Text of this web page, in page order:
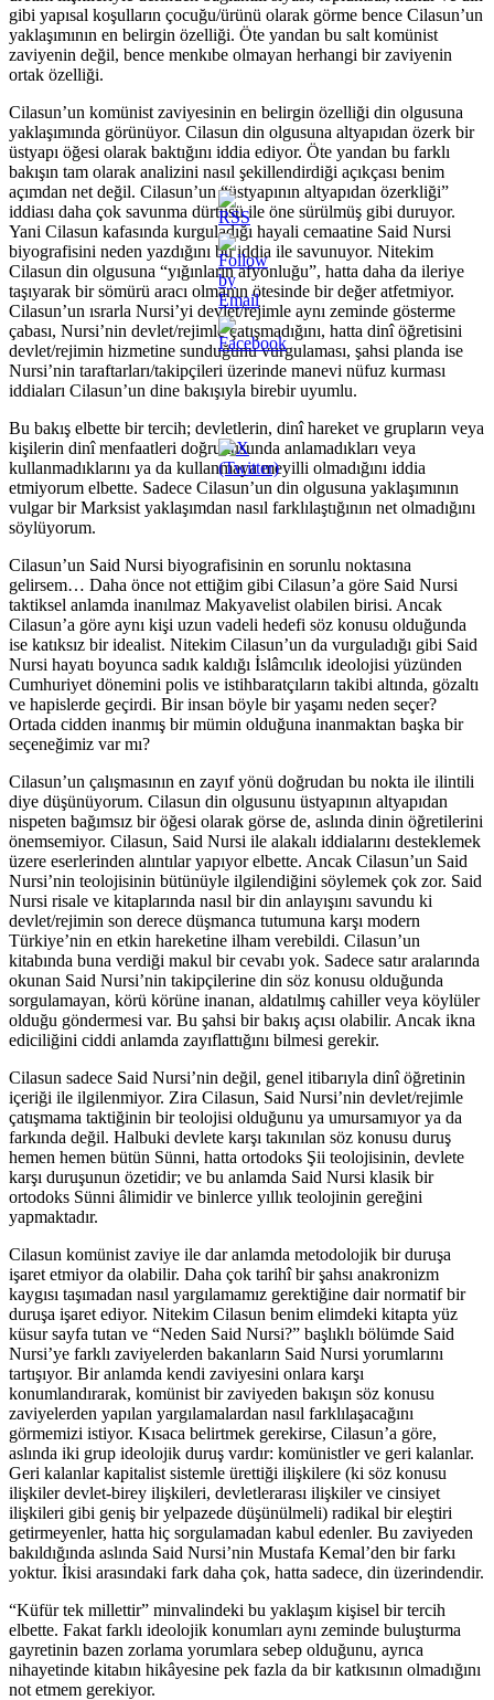
gibi yapısal koşulların çocuğu/ürünü olarak görme bence Cilasun’un
yaklaşımının en belirgin özelliği. Öte yandan bu salt komünist
zaviyenin değil, bence menkıbe olmayan herhangi bir zaviyenin
ortak özelliği.
Cilasun’un komünist zaviyesinin en belirgin özelliği din olgusuna
yaklaşımında görünüyor. Cilasun din olgusuna altyapıdan özerk bir
üstyapı öğesi olarak baktığını iddia ediyor. Öte yandan bu farklı
bakışın tam olarak analizini nasıl şekillendirdiği açıkçası benim
açımdan net değil. Cilasun’un “üstyapının altyapıdan özerkliği”
iddiası daha çok savunma dürtüsü ile öne sürülmüş gibi duruyor.
Yani Cilasun kafasında kurguladığı hayali cemaatine Said Nursi
biyografisini neden yazdığını bu iddia ile savunuyor. Nitekim
Cilasun din olgusuna “yığınların afyonluğu”, hatta daha da ileriye
taşıyarak bir sömürü aracı olmanın ötesinde bir değer atfetmiyor.
Cilasun’un ısrarla Nursi’yi devlet/rejimle aynı zeminde gösterme
çabası, Nursi’nin devlet/rejimle çatışmadığını, hatta dinî öğretisini
devlet/rejimin hizmetine sunduğunu vurgulaması, şahsi planda ise
Nursi’nin taraftarları/takipçileri üzerinde manevi nüfuz kurması
iddiaları Cilasun’un dine bakışıyla birebir uyumlu.
Bu bakış elbette bir tercih; devletlerin, dinî hareket ve grupların veya
kişilerin dinî menfaatleri doğrultusunda anlamadıkları veya
kullanmadıklarını ya da kullanmaya meyilli olmadığını iddia
etmiyorum elbette. Sadece Cilasun’un din olgusuna yaklaşımının
vulgar bir Marksist yaklaşımdan nasıl farklılaştığının net olmadığını
söylüyorum.
Cilasun’un Said Nursi biyografisinin en sorunlu noktasına
gelirsem… Daha önce not ettiğim gibi Cilasun’a göre Said Nursi
taktiksel anlamda inanılmaz Makyavelist olabilen birisi. Ancak
Cilasun’a göre aynı kişi uzun vadeli hedefi söz konusu olduğunda
ise katıksız bir idealist. Nitekim Cilasun’un da vurguladığı gibi Said
Nursi hayatı boyunca sadık kaldığı İslâmcılık ideolojisi yüzünden
Cumhuriyet dönemini polis ve istihbaratçıların takibi altında, gözaltı
ve hapislerde geçirdi. Bir insan böyle bir yaşamı neden seçer?
Ortada cidden inanmış bir mümin olduğuna inanmaktan başka bir
seçeneğimiz var mı?
Cilasun’un çalışmasının en zayıf yönü doğrudan bu nokta ile ilintili
diye düşünüyorum. Cilasun din olgusunu üstyapının altyapıdan
nispeten bağımsız bir öğesi olarak görse de, aslında dinin öğretilerini
önemsemiyor. Cilasun, Said Nursi ile alakalı iddialarını desteklemek
üzere eserlerinden alıntılar yapıyor elbette. Ancak Cilasun’un Said
Nursi’nin teolojisinin bütünüyle ilgilendiğini söylemek çok zor. Said
Nursi risale ve kitaplarında nasıl bir din anlayışını savundu ki
devlet/rejimin son derece düşmanca tutumuna karşı modern
Türkiye’nin en etkin hareketine ilham verebildi. Cilasun’un
kitabında buna verdiği makul bir cevabı yok. Sadece satır aralarında
okunan Said Nursi’nin takipçilerine din söz konusu olduğunda
sorgulamayan, körü körüne inanan, aldatılmış cahiller veya köylüler
olduğu göndermesi var. Bu şahsi bir bakış açısı olabilir. Ancak ikna
ediciliğini ciddi anlamda zayıflattığını bilmesi gerekir.
Cilasun sadece Said Nursi’nin değil, genel itibarıyla dinî öğretinin
içeriği ile ilgilenmiyor. Zira Cilasun, Said Nursi’nin devlet/rejimle
çatışmama taktiğinin bir teolojisi olduğunu ya umursamıyor ya da
farkında değil. Halbuki devlete karşı takınılan söz konusu duruş
hemen hemen bütün Sünni, hatta ortodoks Şii teolojisinin, devlete
karşı duruşunun özetidir; ve bu anlamda Said Nursi klasik bir
ortodoks Sünni âlimidir ve binlerce yıllık teolojinin gereğini
yapmaktadır.
Cilasun komünist zaviye ile dar anlamda metodolojik bir duruşa
işaret etmiyor da olabilir. Daha çok tarihî bir şahsı anakronizm
kaygısı taşımadan nasıl yargılamamız gerektiğine dair normatif bir
duruşa işaret ediyor. Nitekim Cilasun benim elimdeki kitapta yüz
küsur sayfa tutan ve “Neden Said Nursi?” başlıklı bölümde Said
Nursi’ye farklı zaviyelerden bakanların Said Nursi yorumlarını
tartışıyor. Bir anlamda kendi zaviyesini onlara karşı
konumlandırarak, komünist bir zaviyeden bakışın söz konusu
zaviyelerden yapılan yargılamalardan nasıl farklılaşacağını
görmemizi istiyor. Kısaca belirtmek gerekirse, Cilasun’a göre,
aslında iki grup ideolojik duruş vardır: komünistler ve geri kalanlar.
Geri kalanlar kapitalist sistemle ürettiği ilişkilere (ki söz konusu
ilişkiler devlet-birey ilişkileri, devletlerarası ilişkiler ve cinsiyet
ilişkileri gibi geniş bir yelpazede düşünülmeli) radikal bir eleştiri
getirmeyenler, hatta hiç sorgulamadan kabul edenler. Bu zaviyeden
bakıldığında aslında Said Nursi’nin Mustafa Kemal’den bir farkı
yoktur. İkisi arasındaki fark daha çok, hatta sadece, din üzerindendir.
“Küfür tek millettir” minvalindeki bu yaklaşım kişisel bir tercih
elbette. Fakat farklı ideolojik konumları aynı zeminde buluşturma
gayretinin bazen zorlama yorumlara sebep olduğunu, ayrıca
nihayetinde kitabın hikâyesine pek fazla da bir katkısının olmadığını
not etmem gerekiyor.